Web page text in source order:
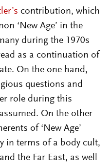
contribution, which
‘New Age’ in the
during the 1970s
as a continuation of
On the one hand,
questions and
role during this
On the other
of ‘New Age’
in terms of a body cult,
the Far East, as well